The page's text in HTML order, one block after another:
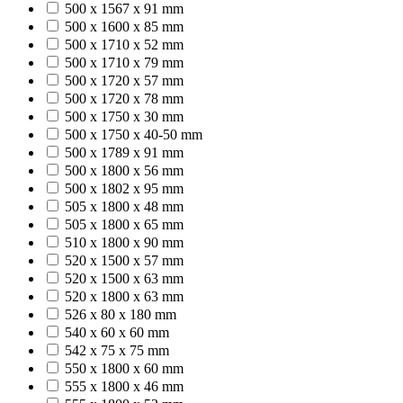
500 x 1567 x 91 mm
500 x 1600 x 85 mm
500 x 1710 x 52 mm
500 x 1710 x 79 mm
500 x 1720 x 57 mm
500 x 1720 x 78 mm
500 x 1750 x 30 mm
500 x 1750 x 40-50 mm
500 x 1789 x 91 mm
500 x 1800 x 56 mm
500 x 1802 x 95 mm
505 x 1800 x 48 mm
505 x 1800 x 65 mm
510 x 1800 x 90 mm
520 x 1500 x 57 mm
520 x 1500 x 63 mm
520 x 1800 x 63 mm
526 x 80 x 180 mm
540 x 60 x 60 mm
542 x 75 x 75 mm
550 x 1800 x 60 mm
555 x 1800 x 46 mm